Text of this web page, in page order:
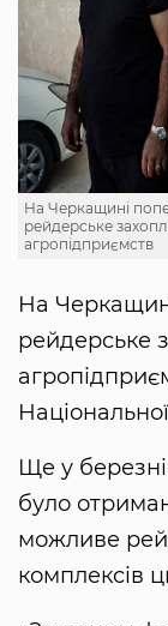
На Черкащині
рейдерське
агропідприємств
На
рейдерське
Ще у березні
було
можливе
комплексів